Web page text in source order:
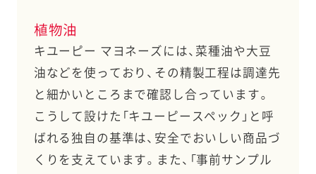
植物油
キユーピー マヨネーズには、菜種油や大豆
油などを使っており、その精製工程は調達先
と細かいところまで確認し合っています。
こうして設けた「キユーピースペック」と呼
ばれる独自の基準は、安全でおいしい商品づ
くりを支えています。また、「事前サンプル